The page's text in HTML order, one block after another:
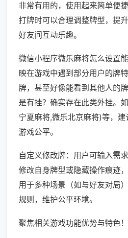
非常有用的，使用起来简单便
打牌时可以合理调整牌型，提
好友间互动乐趣。
微信小程序微乐麻将怎么设置
映在游戏中遇到部分用户的牌
牌，甚至好像能看到其他人的
是有挂？确实存在此类外挂。
宁夏麻将,微乐北京麻将)等，
游戏公平。
自定义修改牌：用户可输入需
修改自身牌型或隐藏操作痕迹
用于多种场景（如与好友对局
规则，维护公平环境。
聚焦相关游戏功能优势与特色！